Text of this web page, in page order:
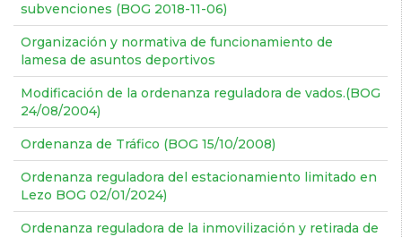
subvenciones (BOG 2018-11-06)
Organización y normativa de funcionamiento de
lamesa de asuntos deportivos
Modificación de la ordenanza reguladora de vados.(BOG
24/08/2004)
Ordenanza de Tráfico (BOG 15/10/2008)
Ordenanza reguladora del estacionamiento limitado en
Lezo BOG 02/01/2024)
Ordenanza reguladora de la inmovilización y retirada de